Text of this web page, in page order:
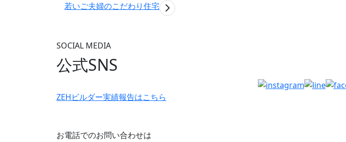
若いご夫婦のこだわり住宅
SOCIAL MEDIA
公式SNS
ZEHビルダー実績報告はこちら
お電話でのお問い合わせは